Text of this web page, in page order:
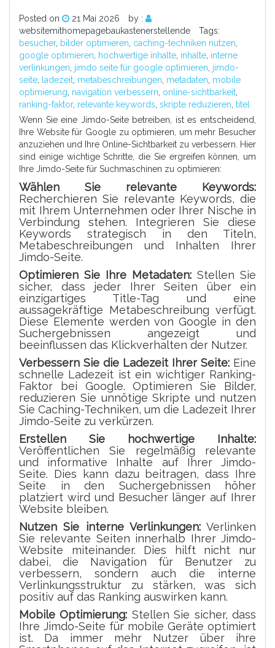
Posted on 21 Mai 2026
by :
websitemithomepagebaukastenerstellende
Tags:
besucher, bilder optimieren caching-techniken nutzen
google optimieren
hochwertige inhalte inhalte interne
verlinkungen jimdo seite für google optimieren jimdo-
seite
ladezeit metabeschreibungen metadaten mobile
optimierung navigation verbessern online-sichtbarkeit
ranking-faktor, relevante keywords skripte reduzieren titel
Wenn Sie eine Jimdo-Seite betreiben, ist es entscheidend,
Ihre Website für Google zu optimieren, um mehr Besucher
anzuziehen und Ihre Online-Sichtbarkeit zu verbessern. Hier
sind einige wichtige Schritte, die Sie ergreifen können, um
Ihre Jimdo-Seite für Suchmaschinen zu optimieren:
Wählen Sie relevante Keywords:
Recherchieren Sie relevante Keywords, die
mit Ihrem Unternehmen oder Ihrer Nische in
Verbindung stehen. Integrieren Sie diese
Keywords strategisch in den Titeln,
Metabeschreibungen und Inhalten Ihrer
Jimdo-Seite.
Optimieren Sie Ihre Metadaten: Stellen Sie
sicher, dass jeder Ihrer Seiten über ein
einzigartiges Title-Tag und eine
aussagekräftige Metabeschreibung verfügt.
Diese Elemente werden von Google in den
Suchergebnissen angezeigt und
beeinflussen das Klickverhalten der Nutzer.
Verbessern Sie die Ladezeit Ihrer Seite: Eine
schnelle Ladezeit ist ein wichtiger Ranking-
Faktor bei Google. Optimieren Sie Bilder,
reduzieren Sie unnötige Skripte und nutzen
Sie Caching-Techniken, um die Ladezeit Ihrer
Jimdo-Seite zu verkürzen.
Erstellen Sie hochwertige Inhalte:
Veröffentlichen Sie regelmäßig relevante
und informative Inhalte auf Ihrer Jimdo-
Seite. Dies kann dazu beitragen, dass Ihre
Seite in den Suchergebnissen höher
platziert wird und Besucher länger auf Ihrer
Website bleiben.
Nutzen Sie interne Verlinkungen:Verlinken
Sie relevante Seiten innerhalb Ihrer Jimdo-
Website miteinander. Dies hilft nicht nur
dabei, die Navigation für Benutzer zu
verbessern, sondern auch die interne
Verlinkungsstruktur zu stärken, was sich
positiv auf das Ranking auswirken kann.
Mobile Optimierung: Stellen Sie sicher, dass
Ihre Jimdo-Seite für mobile Geräte optimiert
ist. Da immer mehr Nutzer über ihre